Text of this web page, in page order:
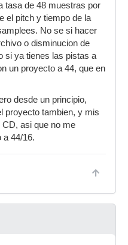
el mundo que he
las pistas que me
para mezclar han
es perfectamente
grabas a 48 no pasa
tasa de 48 muestras por
el pitch y tiempo de la
No se si hacer
o disminucion de
si ya tienes las pistas a
un proyecto a 44, que en
desde un principio,
proyecto tambien, y mis
asi que no me
a 44/16.